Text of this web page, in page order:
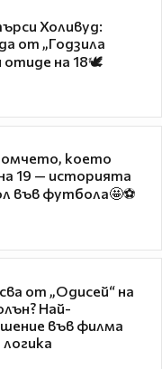
Холивуд:
от „Годзила
отиде на 18🕊️
което
19 — историята
във футбола🤩⚽
от „Одисей“ на
Най-
във филма